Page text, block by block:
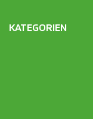
KATEGORIEN